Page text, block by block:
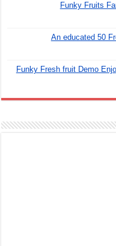
Funky Fruits
An educated 50
Funky Fresh fruit Demo